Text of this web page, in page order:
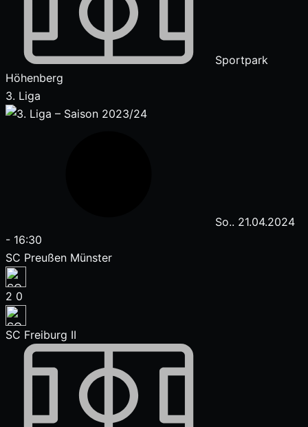
Sportpark
Höhenberg
3. Liga
So.. 21.04.2024
- 16:30
SC Preußen Münster
2 0
SC Freiburg II